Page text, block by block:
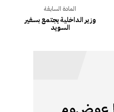
المادة السابقة
وزير الداخلية يجتمع بسفير
السويد